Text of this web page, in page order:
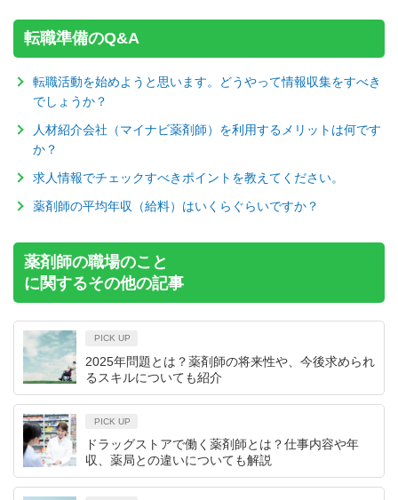
転職準備のQ&A
転職活動を始めようと思います。どうやって情報収集をすべき
でしょうか？
人材紹介会社（マイナビ薬剤師）を利用するメリットは何です
か？
求人情報でチェックすべきポイントを教えてください。
薬剤師の平均年収（給料）はいくらぐらいですか？
薬剤師の職場のこと
に関するその他の記事
PICK UP
2025年問題とは？薬剤師の将来性や、今後求められ
るスキルについても紹介
PICK UP
ドラッグストアで働く薬剤師とは？仕事内容や年
収、薬局との違いについても解説